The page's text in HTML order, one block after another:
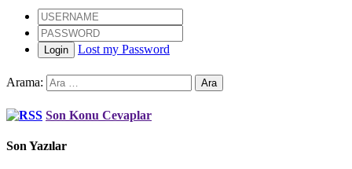
Login Lost my Password
Arama:
Son Konu Cevaplar
Son Yazılar